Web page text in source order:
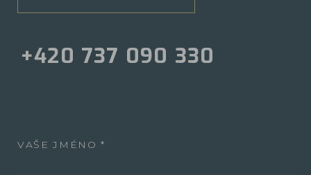
+420 737 090 330
VAŠE JMÉNO